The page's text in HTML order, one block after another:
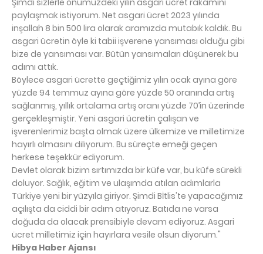
paylaşmak istiyorum. Net asgari ücret 2023 yılında
inşallah 8 bin 500 lira olarak aramızda mutabık kaldık. Bu
asgari ücretin öyle ki tabii işverene yansıması olduğu gibi
bize de yansıması var. Bütün yansımaları düşünerek bu
adımı attık.
Böylece asgari ücrette geçtiğimiz yılın ocak ayına göre
yüzde 94 temmuz ayına göre yüzde 50 oranında artış
sağlanmış, yıllık ortalama artış oranı yüzde 70’in üzerinde
gerçekleşmiştir. Yeni asgari ücretin çalışan ve
işverenlerimiz başta olmak üzere ülkemize ve milletimize
hayırlı olmasını diliyorum. Bu süreçte emeği geçen
herkese teşekkür ediyorum.
Devlet olarak bizim sırtımızda bir küfe var, bu küfe sürekli
doluyor. Sağlık, eğitim ve ulaşımda atılan adımlarla
Türkiye yeni bir yüzyıla giriyor. Şimdi Bİtlis'te yapacağımız
açılışta da ciddi bir adım atıyoruz. Batıda ne varsa
doğuda da olacak prensibiyle devam ediyoruz. Asgari
ücret milletimiz için hayırlara vesile olsun diyorum."
Hibya Haber Ajansı